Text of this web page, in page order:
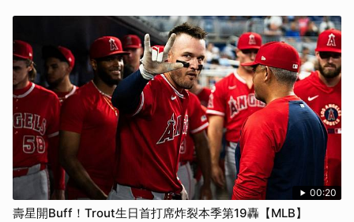
00:20
壽星開Buff！Trout生日首打席炸裂本季第19轟【MLB】